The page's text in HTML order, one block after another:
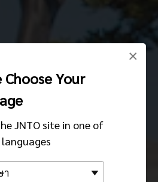
Choose Your
JNTO site in one of
×